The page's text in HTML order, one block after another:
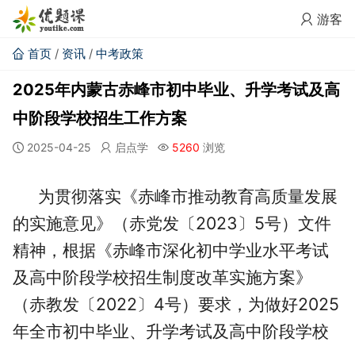
游客
首页 / 资讯 / 中考政策
2025年内蒙古赤峰市初中毕业、升学考试及高
中阶段学校招生工作方案
2025-04-25 启点学 5260 浏览
为贯彻落实《赤峰市推动教育高质量发展
的实施意见》（赤党发〔2023〕5号）文件
精神，根据《赤峰市深化初中学业水平考试
及高中阶段学校招生制度改革实施方案》
（赤教发〔2022〕4号）要求，为做好2025
年全市初中毕业、升学考试及高中阶段学校